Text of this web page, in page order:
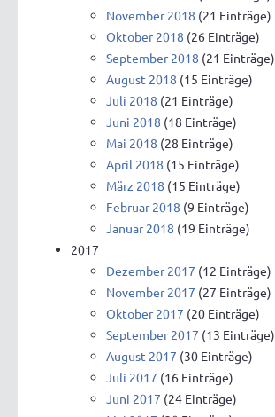
November 2018 (21 Einträge)
Oktober 2018 (26 Einträge)
September 2018 (21 Einträge)
August 2018 (15 Einträge)
Juli 2018 (21 Einträge)
Juni 2018 (18 Einträge)
Mai 2018 (28 Einträge)
April 2018 (15 Einträge)
März 2018 (15 Einträge)
Februar 2018 (9 Einträge)
Januar 2018 (19 Einträge)
2017
Dezember 2017 (12 Einträge)
November 2017 (27 Einträge)
Oktober 2017 (20 Einträge)
September 2017 (13 Einträge)
August 2017 (30 Einträge)
Juli 2017 (16 Einträge)
Juni 2017 (24 Einträge)